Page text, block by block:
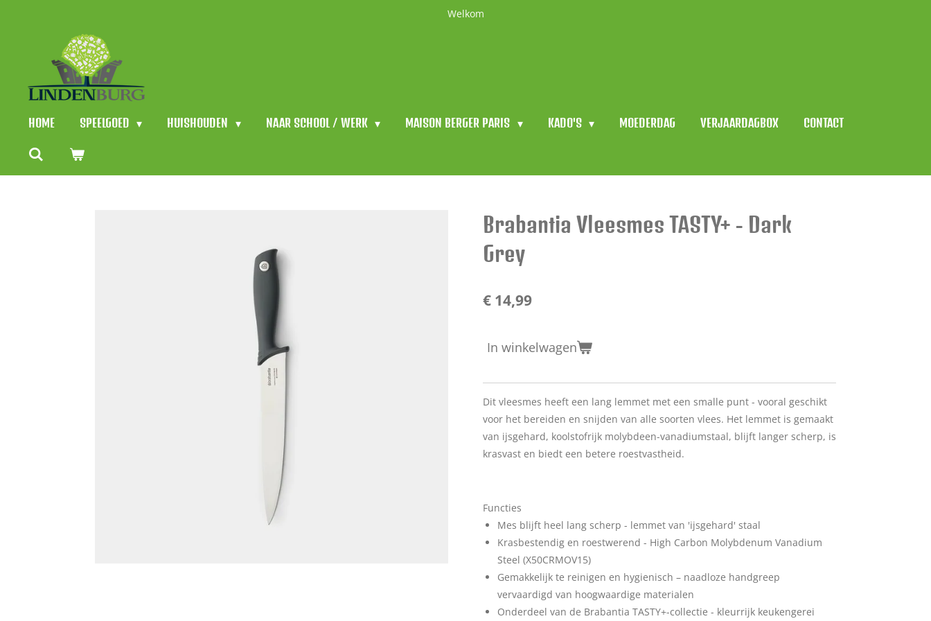
hoofdinhoud
Welkom
HOME SPEELGOED HUISHOUDEN NAAR SCHOOL / WERK MAISON BERGER PARIS KADO'S MOEDERDAG VERJAARDAGBOX CONTACT
Brabantia Vleesmes TASTY+ - Dark
Grey
€ 14,99
In winkelwagen
Dit vleesmes heeft een lang lemmet met een smalle punt - vooral geschikt
voor het bereiden en snijden van alle soorten vlees. Het lemmet is gemaakt
van ijsgehard, koolstofrijk molybdeen-vanadiumstaal, blijft langer scherp, is
krasvast en biedt een betere roestvastheid.
Functies
Mes blijft heel lang scherp - lemmet van 'ijsgehard' staal
Krasbestendig en roestwerend - High Carbon Molybdenum Vanadium
Steel (X50CRMOV15)
Gemakkelijk te reinigen en hygienisch – naadloze handgreep
vervaardigd van hoogwaardige materialen
Onderdeel van de Brabantia TASTY+-collectie - kleurrijk keukengerei